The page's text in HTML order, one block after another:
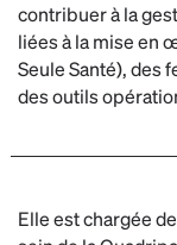
contribuer à la
liées à la mise en
Seule Santé), des
des outils
Elle est chargée